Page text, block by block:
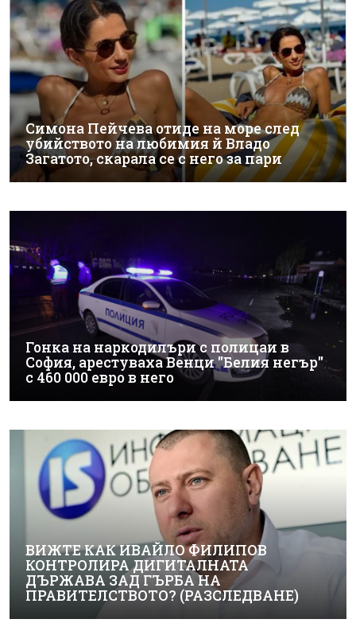
Симона Пейчева отиде на море след
убийството на любимия й Владо
Загатото, скарала се с него за пари
Гонка на наркодилъри с полицаи в
София, арестуваха Венци "Белия негър"
с 460 000 евро в него
ВИЖТЕ КАК ИВАЙЛО ФИЛИПОВ
КОНТРОЛИРА ДИГИТАЛНАТА
ДЪРЖАВА ЗАД ГЪРБА НА
ПРАВИТЕЛСТВОТО? (РАЗСЛЕДВАНЕ)